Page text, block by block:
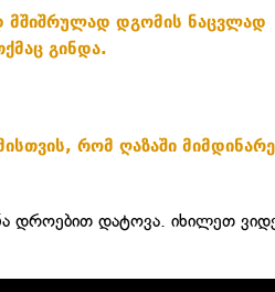
მშიშრულად დგომის ნაცვლად
გინდა.
რომ ღაზაში მიმდინარე
დროებით დატოვა. იხილეთ